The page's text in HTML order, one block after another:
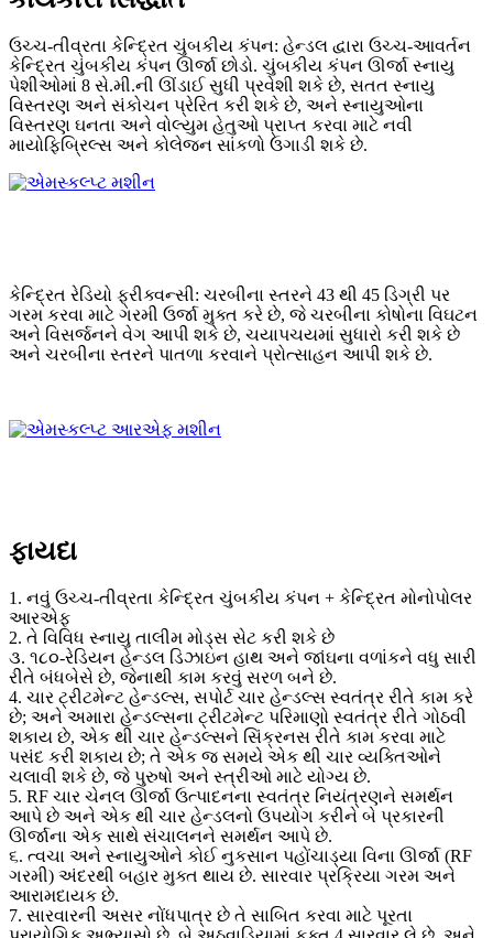
ઉચ્ચ-તીવ્રતા કેન્દ્રિત ચુંબકીય કંપન: હેન્ડલ દ્વારા ઉચ્ચ-આવર્તન
કેન્દ્રિત ચુંબકીય કંપન ઊર્જા છોડો. ચુંબકીય કંપન ઊર્જા સ્નાયુ
પેશીઓમાં 8 સે.મી.ની ઊંડાઈ સુધી પ્રવેશી શકે છે, સતત સ્નાયુ
વિસ્તરણ અને સંકોચન પ્રેરિત કરી શકે છે, અને સ્નાયુઓના
વિસ્તરણ ઘનતા અને વોલ્યુમ હેતુઓ પ્રાપ્ત કરવા માટે નવી
માયોફિબ્રિલ્સ અને કોલેજન સાંકળો ઉગાડી શકે છે.
કેન્દ્રિત રેડિયો ફ્રીક્વન્સી: ચરબીના સ્તરને 43 થી 45 ડિગ્રી પર
ગરમ કરવા માટે ગરમી ઉર્જા મુક્ત કરે છે, જે ચરબીના કોષોના વિઘટન
અને વિસર્જનને વેગ આપી શકે છે, ચયાપચયમાં સુધારો કરી શકે છે
અને ચરબીના સ્તરને પાતળા કરવાને પ્રોત્સાહન આપી શકે છે.
ફાયદા
1. નવું ઉચ્ચ-તીવ્રતા કેન્દ્રિત ચુંબકીય કંપન + કેન્દ્રિત મોનોપોલર
આરએફ
2. તે વિવિધ સ્નાયુ તાલીમ મોડ્સ સેટ કરી શકે છે
૩. ૧૮૦-રેડિયન હેન્ડલ ડિઝાઇન હાથ અને જાંઘના વળાંકને વધુ સારી
રીતે બંધબેસે છે, જેનાથી કામ કરવું સરળ બને છે.
4. ચાર ટ્રીટમેન્ટ હેન્ડલ્સ, સપોર્ટ ચાર હેન્ડલ્સ સ્વતંત્ર રીતે કામ કરે
છે; અને અમારા હેન્ડલ્સના ટ્રીટમેન્ટ પરિમાણો સ્વતંત્ર રીતે ગોઠવી
શકાય છે, એક થી ચાર હેન્ડલ્સને સિંક્રનસ રીતે કામ કરવા માટે
પસંદ કરી શકાય છે; તે એક જ સમયે એક થી ચાર વ્યક્તિઓને
ચલાવી શકે છે, જે પુરુષો અને સ્ત્રીઓ માટે યોગ્ય છે.
5. RF ચાર ચેનલ ઊર્જા ઉત્પાદનના સ્વતંત્ર નિયંત્રણને સમર્થન
આપે છે અને એક થી ચાર હેન્ડલનો ઉપયોગ કરીને બે પ્રકારની
ઊર્જાના એક સાથે સંચાલનને સમર્થન આપે છે.
૬. ત્વચા અને સ્નાયુઓને કોઈ નુકસાન પહોંચાડ્યા વિના ઊર્જા (RF
ગરમી) અંદરથી બહાર મુક્ત થાય છે. સારવાર પ્રક્રિયા ગરમ અને
આરામદાયક છે.
7. સારવારની અસર નોંધપાત્ર છે તે સાબિત કરવા માટે પૂરતા